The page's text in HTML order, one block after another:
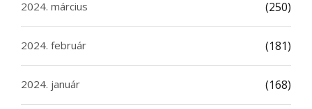
2024. március (250)
2024. február (181)
2024. január (168)